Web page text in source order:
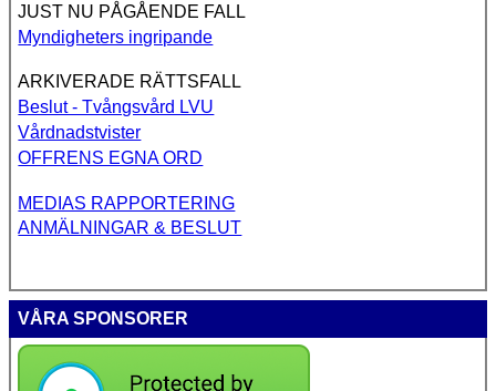
JUST NU PÅGÅENDE FALL
Myndigheters ingripande
ARKIVERADE RÄTTSFALL
Beslut - Tvångsvård LVU
Vårdnadstvister
OFFRENS EGNA ORD
MEDIAS RAPPORTERING
ANMÄLNINGAR & BESLUT
VÅRA SPONSORER